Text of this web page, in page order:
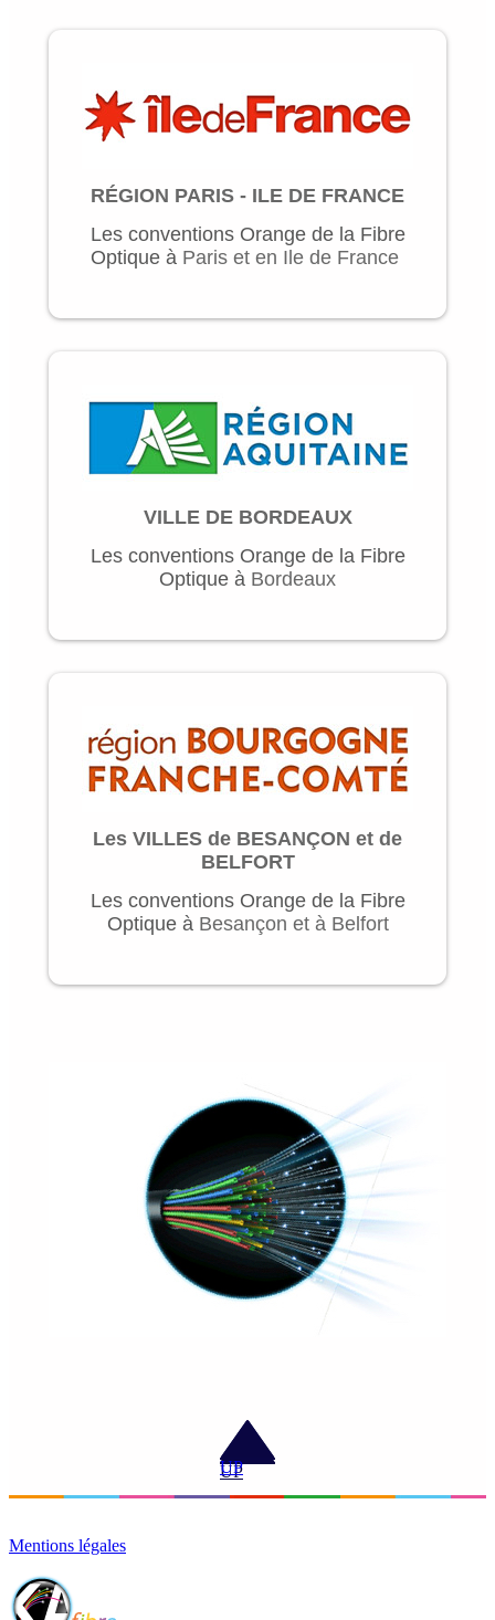
RÉGION PARIS - ILE DE FRANCE
Les conventions Orange de la Fibre
Optique à Paris et en Ile de France
VILLE DE BORDEAUX
Les conventions Orange de la Fibre
Optique à Bordeaux
Les VILLES de BESANÇON et de
BELFORT
Les conventions Orange de la Fibre
Optique à Besançon et à Belfort
UP
Mentions légales